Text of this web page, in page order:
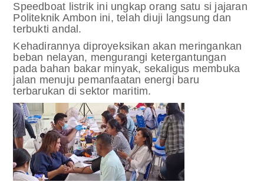
Speedboat listrik ini ungkap orang satu si jajaran
Politeknik Ambon ini, telah diuji langsung dan
terbukti andal.
Kehadirannya diproyeksikan akan meringankan
beban nelayan, mengurangi ketergantungan
pada bahan bakar minyak, sekaligus membuka
jalan menuju pemanfaatan energi baru
terbarukan di sektor maritim.